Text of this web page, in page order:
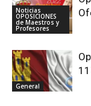
Noticias
OPOSICIONES
de Maestros y
Profesores
General